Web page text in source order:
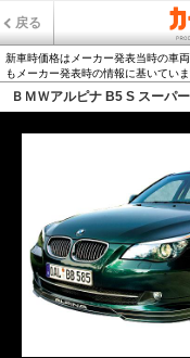
戻る
新車時価格はメーカー発表当時の車
もメーカー発表時の情報に基いていま
ＢＭＷアルピナ B5 S スーパ